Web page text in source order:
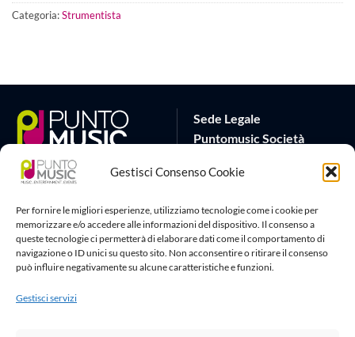
Gestisci Consenso Cookie
Per fornire le migliori esperienze, utilizziamo tecnologie come i cookie per
memorizzare e/o accedere alle informazioni del dispositivo. Il consenso a
queste tecnologie ci permetterà di elaborare dati come il comportamento di
navigazione o ID unici su questo sito. Non acconsentire o ritirare il consenso
può influire negativamente su alcune caratteristiche e funzioni.
Gestisci servizi
Categoria:Strumentista
Sede Legale
Puntomusic Società
Via G.B. Rota 17
P.IVA 03795620982
Sede Operativa
via G.Puccini 22
25080 Padenghe sul Garda
Artlife Cloud